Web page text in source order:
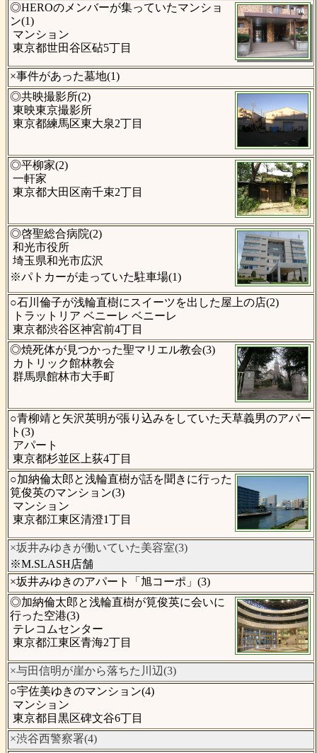
◎HEROのメンバーが集っていたマンショ
ン(1)
マンション
東京都世田谷区砧5丁目
×事件があった墓地(1)
◎共映撮影所(2)
東映東京撮影所
東京都練馬区東大泉2丁目
◎平柳家(2)
一軒家
東京都大田区南千束2丁目
◎啓聖総合病院(2)
和光市役所
埼玉県和光市広沢
※パトカーが走っていた駐車場(1)
○石川倫子が浅輪直樹にスイーツを出した屋上の店(2)
トラットリア ベニーレ ベニーレ
東京都渋谷区神宮前4丁目
◎焼死体が見つかった聖マリエル教会(3)
カトリック館林教会
群馬県館林市大手町
○青柳靖と矢沢英明が張り込みをしていた天草義男のアパー
ト(3)
アパート
東京都杉並区上荻4丁目
○加納倫太郎と浅輪直樹が話を聞きに行った
筧俊英のマンション(3)
マンション
東京都江東区清澄1丁目
×坂井みゆきが働いていた美容室(3)
※M.SLASH店舗
×坂井みゆきのアパート「旭コーポ」(3)
◎加納倫太郎と浅輪直樹が筧俊英に会いに
行った空港(3)
テレコムセンター
東京都江東区青海2丁目
×与田信明が崖から落ちた川辺(3)
○宇佐美ゆきのマンション(4)
マンション
東京都目黒区碑文谷6丁目
×渋谷西警察署(4)